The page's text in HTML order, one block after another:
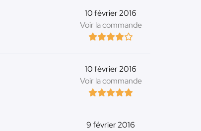
10 février 2016
Voir la commande
10 février 2016
Voir la commande
9 février 2016